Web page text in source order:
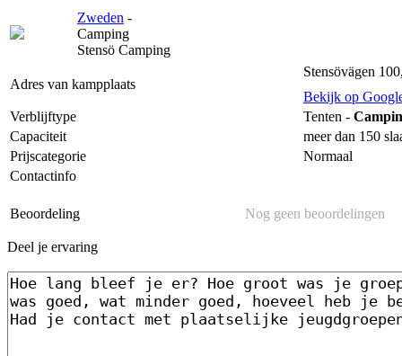
Zweden -
Camping
Stensö Camping
Adres van kampplaats
Stensövägen
Bekijk op
Verblijftype
Tenten -
Capaciteit
meer dan 150
Prijscategorie
Normaal
Contactinfo
Beoordeling Nog geen beoordelingen
Deel je ervaring